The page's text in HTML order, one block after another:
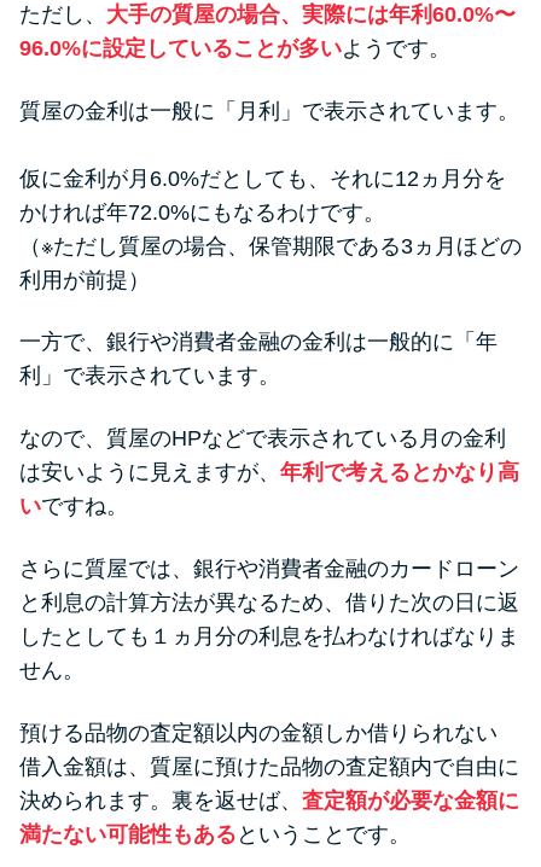
ただし、 大手の質屋の場合、実際には年利60.0%〜
96.0%に設定していることが多いようです。
質屋の金利は一般に「月利」で表示されています。
仮に金利が月6.0%だとしても、それに12ヵ月分を
かければ年72.0%にもなるわけです。
（※ただし質屋の場合、保管期限である3ヵ月ほどの
利用が前提）
一方で、銀行や消費者金融の金利は一般的に「年
利」で表示されています。
なので、質屋のHPなどで表示されている月の金利
は安いように見えますが、 年利で考えるとかなり高
いですね。
さらに質屋では、銀行や消費者金融のカードローン
と利息の計算方法が異なるため、借りた次の日に返
したとしても１ヵ月分の利息を払わなければなりま
せん。
預ける品物の査定額以内の金額しか借りられない
借入金額は、質屋に預けた品物の査定額内で自由に
決められます。裏を返せば、 査定額が必要な金額に
満たない可能性もある ということです。